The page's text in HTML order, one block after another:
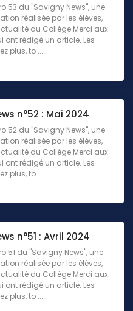
53 du "Savigny News", une
réalisée par les élèves,
du Collège.Merci aux
ont rédigé un article. Les
plus, to ...
n°52 : Mai 2024
52 du "Savigny News", une
réalisée par les élèves,
du Collège.Merci aux
ont rédigé un article. Les
plus, to ...
n°51 : Avril 2024
51 du "Savigny News", une
réalisée par les élèves,
du Collège.Merci aux
ont rédigé un article. Les
plus, to ...